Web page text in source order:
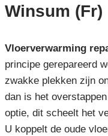
Winsum (Fr)
Vloerverwarming
principe gerepareerd
zwakke plekken zijn
dan is het
optie, dit scheelt het
U koppelt de oude